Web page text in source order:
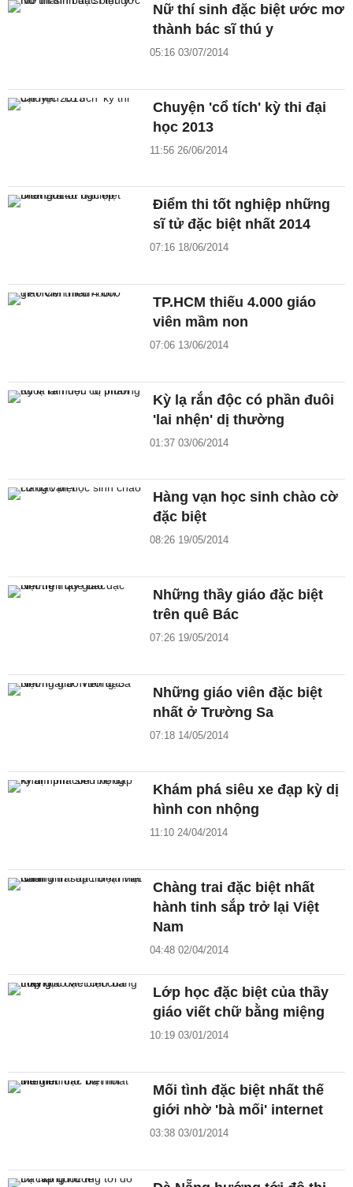
Nữ thí sinh đặc biệt ước mơ
thành bác sĩ thú y
05:16 03/07/2014
Chuyện 'cổ tích' kỳ thi đại
học 2013
11:56 26/06/2014
Điểm thi tốt nghiệp những
sĩ tử đặc biệt nhất 2014
07:16 18/06/2014
TP.HCM thiếu 4.000 giáo
viên mầm non
07:06 13/06/2014
Kỳ lạ rắn độc có phần đuôi
'lai nhện' dị thường
01:37 03/06/2014
Hàng vạn học sinh chào cờ
đặc biệt
08:26 19/05/2014
Những thầy giáo đặc biệt
trên quê Bác
07:26 19/05/2014
Những giáo viên đặc biệt
nhất ở Trường Sa
07:18 14/05/2014
Khám phá siêu xe đạp kỳ dị
hình con nhộng
11:10 24/04/2014
Chàng trai đặc biệt nhất
hành tinh sắp trở lại Việt
Nam
04:48 02/04/2014
Lớp học đặc biệt của thầy
giáo viết chữ bằng miệng
10:19 03/01/2014
Mối tình đặc biệt nhất thế
giới nhờ 'bà mối' internet
03:38 03/01/2014